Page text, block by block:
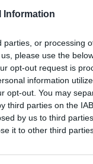
Information
or processing
please use the
opt-out request is
information
opt-out. You may
parties on the
by us to third
it to other third